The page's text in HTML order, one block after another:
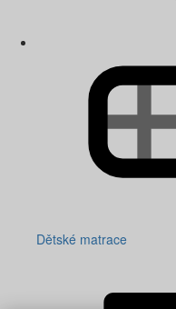
Dětské matrace